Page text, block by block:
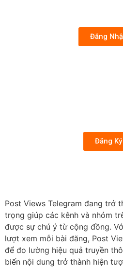
Đăng
Đăng Ký
Post Views Telegram đang trở
trọng giúp các kênh và nhóm
được sự chú ý từ cộng đồng.
lượt xem mỗi bài đăng, Post
để đo lường hiệu quả truyền
biến nội dung trở thành hiện